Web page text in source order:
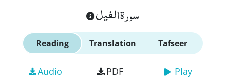
سورة الفيل
Reading Translation Tafseer
Audio PDF Play